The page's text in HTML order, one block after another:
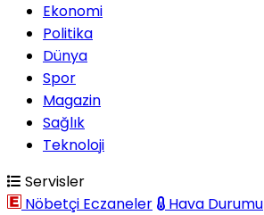
Ekonomi
Politika
Dünya
Spor
Magazin
Sağlık
Teknoloji
Servisler
Nöbetçi Eczaneler
Hava Durumu